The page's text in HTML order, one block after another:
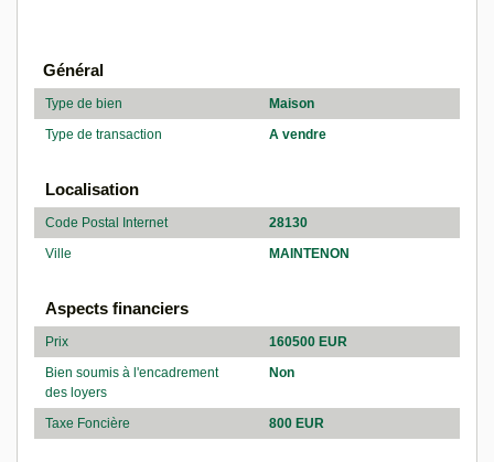
Général
Type de bien
Maison
Type de transaction
A vendre
Localisation
Code Postal Internet
28130
Ville
MAINTENON
Aspects financiers
Prix
160500 EUR
Bien soumis à l'encadrement
des loyers
Non
Taxe Foncière 800 EUR